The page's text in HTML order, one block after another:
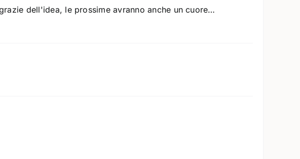
dell'idea, le prossime avranno anche un cuore…